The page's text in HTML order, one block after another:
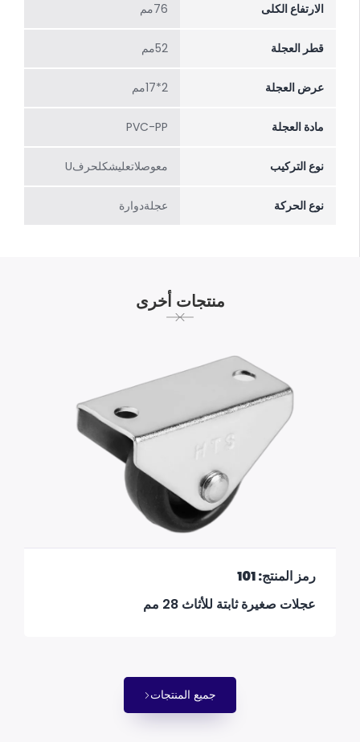
الارتفاع الکلی 76مم
قطر العجلة 52مم
عرض العجلة 2*17مم
مادة العجلة PVC-PP
نوع التركيب معوصلاتعلیشکلحرفU
نوع الحركة عجلةدوارة
منتجات أخرى
رمز المنتج: 101
عجلات صغيرة ثابتة للأثاث 28 مم
جميع المنتجات